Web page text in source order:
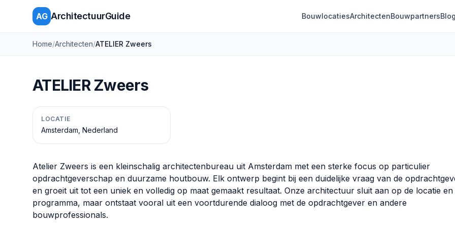
AG ArchitectuurGuide BouwlocatiesArchitectenBouwpartners
Home/Architecten/ATELIER Zweers
ATELIER Zweers
LOCATIE
Amsterdam, Nederland
Atelier Zweers is een kleinschalig architectenbureau uit Amsterdam met een sterke focus op particulier
opdrachtgeverschap en duurzame houtbouw. Elk ontwerp begint bij een duidelijke vraag van de
en groeit uit tot een uniek en volledig op maat gemaakt resultaat. Onze architectuur sluit aan op de locatie
programma, maar ontstaat vooral uit een voortdurende dialoog met de opdrachtgever en andere
bouwprofessionals.